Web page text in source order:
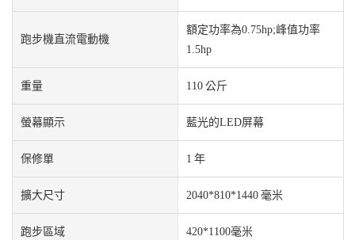
跑步機直流電動機
額定功率為0.75hp;峰值功率
1.5hp
重量 110 公斤
螢幕顯示 藍光的LED屏幕
保修單 1 年
擴大尺寸 2040*810*1440 毫米
跑步區域 420*1100毫米